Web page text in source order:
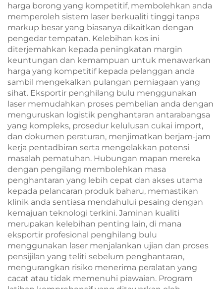
harga borong yang kompetitif, membolehkan anda
memperoleh sistem laser berkualiti tinggi tanpa
markup besar yang biasanya dikaitkan dengan
pengedar tempatan. Kelebihan kos ini
diterjemahkan kepada peningkatan margin
keuntungan dan kemampuan untuk menawarkan
harga yang kompetitif kepada pelanggan anda
sambil mengekalkan pulangan perniagaan yang
sihat. Eksportir penghilang bulu menggunakan
laser memudahkan proses pembelian anda dengan
menguruskan logistik penghantaran antarabangsa
yang kompleks, prosedur kelulusan cukai import,
dan dokumen peraturan, menjimatkan berjam-jam
kerja pentadbiran serta mengelakkan potensi
masalah pematuhan. Hubungan mapan mereka
dengan pengilang membolehkan masa
penghantaran yang lebih cepat dan akses utama
kepada pelancaran produk baharu, memastikan
klinik anda sentiasa mendahului pesaing dengan
kemajuan teknologi terkini. Jaminan kualiti
merupakan kelebihan penting lain, di mana
eksportir profesional penghilang bulu
menggunakan laser menjalankan ujian dan proses
pensijilan yang teliti sebelum penghantaran,
mengurangkan risiko menerima peralatan yang
cacat atau tidak memenuhi piawaian. Program